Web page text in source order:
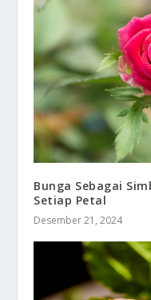
Bunga Sebagai
Setiap Petal
Desember 21, 2024